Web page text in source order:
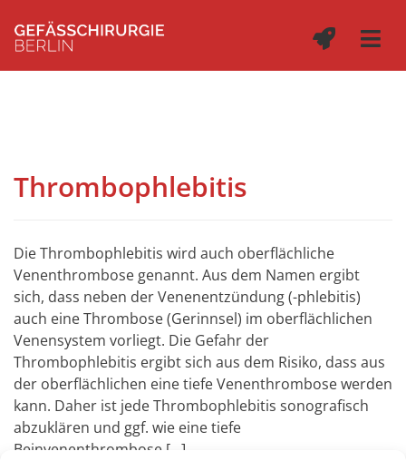
Thrombophlebitis
Die Thrombophlebitis wird auch oberflächliche
Venenthrombose genannt. Aus dem Namen ergibt
sich, dass neben der Venenentzündung (-phlebitis)
auch eine Thrombose (Gerinnsel) im oberflächlichen
Venensystem vorliegt. Die Gefahr der
Thrombophlebitis ergibt sich aus dem Risiko, dass aus
der oberflächlichen eine tiefe Venenthrombose werden
kann. Daher ist jede Thrombophlebitis sonografisch
abzuklären und ggf. wie eine tiefe
Beinvenenthrombose [...]